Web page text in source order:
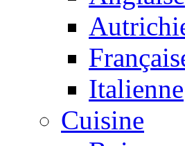
Italienne
Cuisine